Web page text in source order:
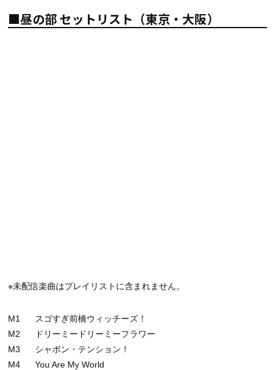
■昼の部 セットリスト（東京・大阪）
※未配信楽曲はプレイリストに含まれません。
M1 スゴすぎ前橋ウィッチーズ！
M2 ドリーミードリーミーフラワー
M3 シャボン・テンション！
M4 You Are My World